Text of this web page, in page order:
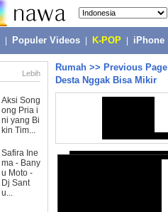
Populer Videos K-POP iPhone
Lebih
Aksi Song
ong Pria i
ni yang Bi
kin Tim...
Safira Ine
ma - Bany
u Moto -
Dj Sant
u...
Rumah >> Previous Page
Desta Nggak Bisa Mikir